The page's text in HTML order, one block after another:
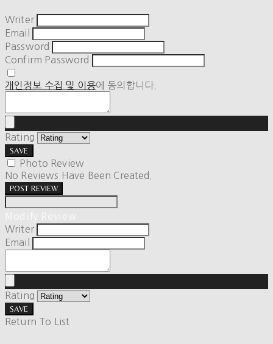
Writer
Email
Password
Confirm Password
개인정보 수집 및 이용에 동의합니다.
Rating
SAVE
Photo Review
No Reviews Have Been Created.
POST REVIEW
Writer
Email
Rating
SAVE
Return To List